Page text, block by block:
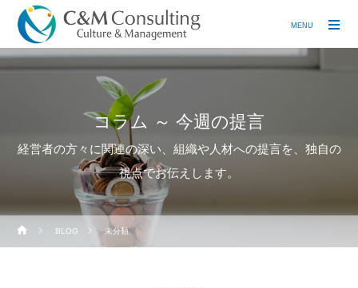
コラム ～ 今週の提言
経営者の方々に関連の深い、組織や人材への提言を、独自の
視点でお伝えします。
BLOG 未分類
MENU